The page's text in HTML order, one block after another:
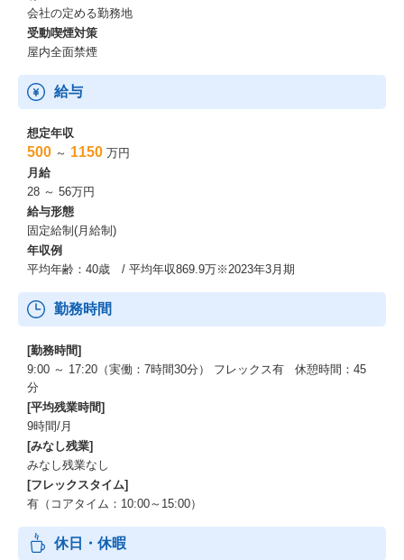
会社の定める勤務地
受動喫煙対策
屋内全面禁煙
給与
想定年収
500 ～ 1150 万円
月給
28 ～ 56万円
給与形態
固定給制(月給制)
年収例
平均年齢：40歳 / 平均年収869.9万※2023年3月期
勤務時間
[勤務時間]
9:00 ～ 17:20（実働：7時間30分） フレックス有 休憩時間：45
分
[平均残業時間]
9時間/月
[みなし残業]
みなし残業なし
[フレックスタイム]
有（コアタイム：10:00～15:00）
休日・休暇